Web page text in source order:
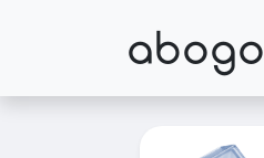
abogo